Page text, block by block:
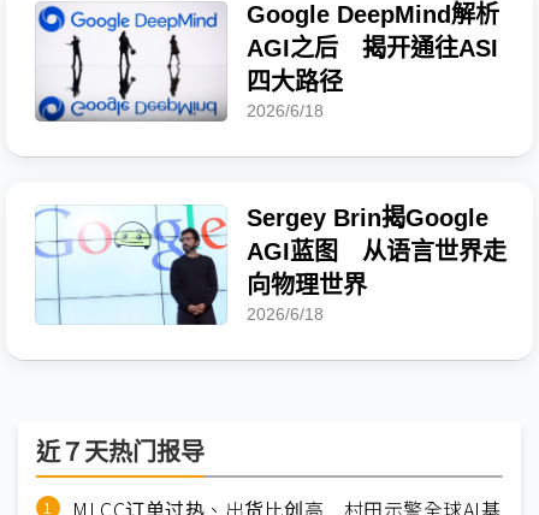
Google DeepMind解析
AGI之后 揭开通往ASI
四大路径
2026/6/18
Sergey Brin揭Google
AGI蓝图 从语言世界走
向物理世界
2026/6/18
近７天热门报导
MLCC订单过热、出货比创高 村田示警全球AI基